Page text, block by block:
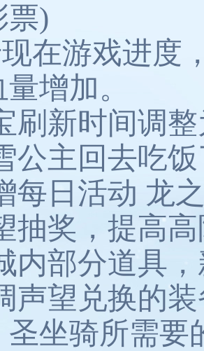
票)
在游戏进度
增加。
刷新时间调
公主回去吃
每日活动 龙
抽奖，提高
内部分道具
声望兑换的
圣坐骑所需要